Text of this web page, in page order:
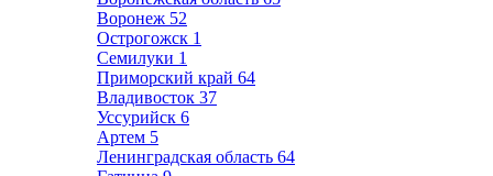
Воронеж 52
Острогожск 1
Семилуки 1
Приморский край 64
Владивосток 37
Уссурийск 6
Артем 5
Ленинградская область 64